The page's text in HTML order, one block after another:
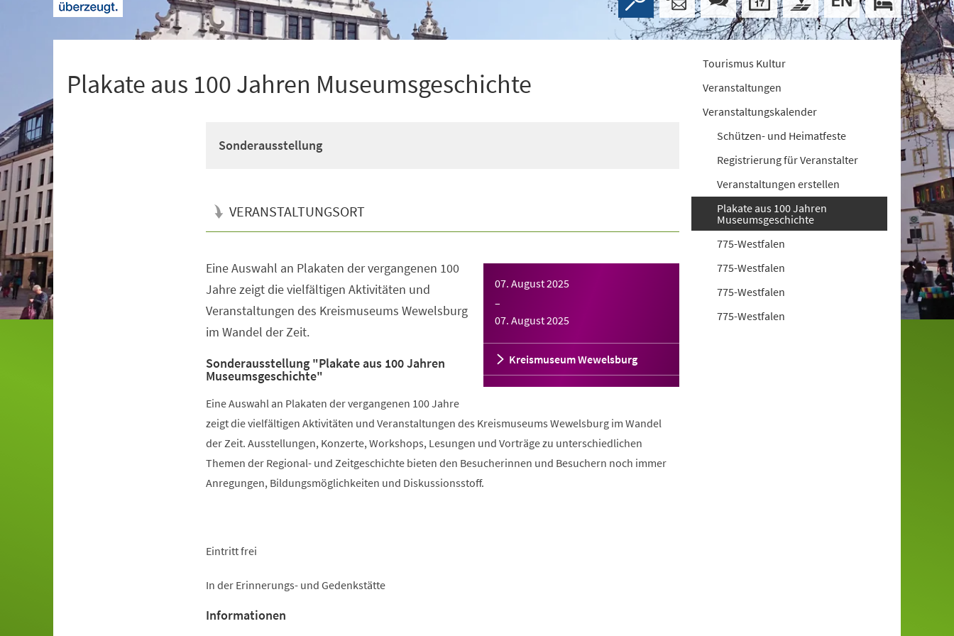
Plakate aus 100 Jahren Museumsgeschichte
Sonderausstellung
VERANSTALTUNGSORT
07. August 2025
–
07. August 2025
Kreismuseum Wewelsburg
Eine Auswahl an Plakaten der vergangenen 100
Jahre zeigt die vielfältigen Aktivitäten und
Veranstaltungen des Kreismuseums Wewelsburg
im Wandel der Zeit.
Sonderausstellung "Plakate aus 100 Jahren
Museumsgeschichte"
Eine Auswahl an Plakaten der vergangenen 100 Jahre
zeigt die vielfältigen Aktivitäten und Veranstaltungen des Kreismuseums Wewelsburg im Wandel
der Zeit. Ausstellungen, Konzerte, Workshops, Lesungen und Vorträge zu unterschiedlichen
Themen der Regional- und Zeitgeschichte bieten den Besucherinnen und Besuchern noch immer
Anregungen, Bildungsmöglichkeiten und Diskussionsstoff.
Eintritt frei
In der Erinnerungs- und Gedenkstätte
Informationen
Tourismus Kultur
Veranstaltungen
Veranstaltungskalender
Schützen- und Heimatfeste
Registrierung für Veranstalter
Veranstaltungen erstellen
Plakate aus 100 Jahren
Museumsgeschichte
775-Westfalen
775-Westfalen
775-Westfalen
775-Westfalen